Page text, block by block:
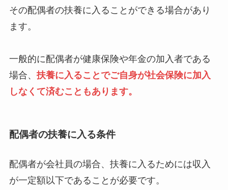
その配偶者の扶養に入ることができる場合があり
ます。
一般的に配偶者が健康保険や年金の加入者である
場合、 扶養に入ることでご自身が社会保険に加入
しなくて済むこともあります。
配偶者の扶養に入る条件
配偶者が会社員の場合、扶養に入るためには収入
が一定額以下であることが必要です。